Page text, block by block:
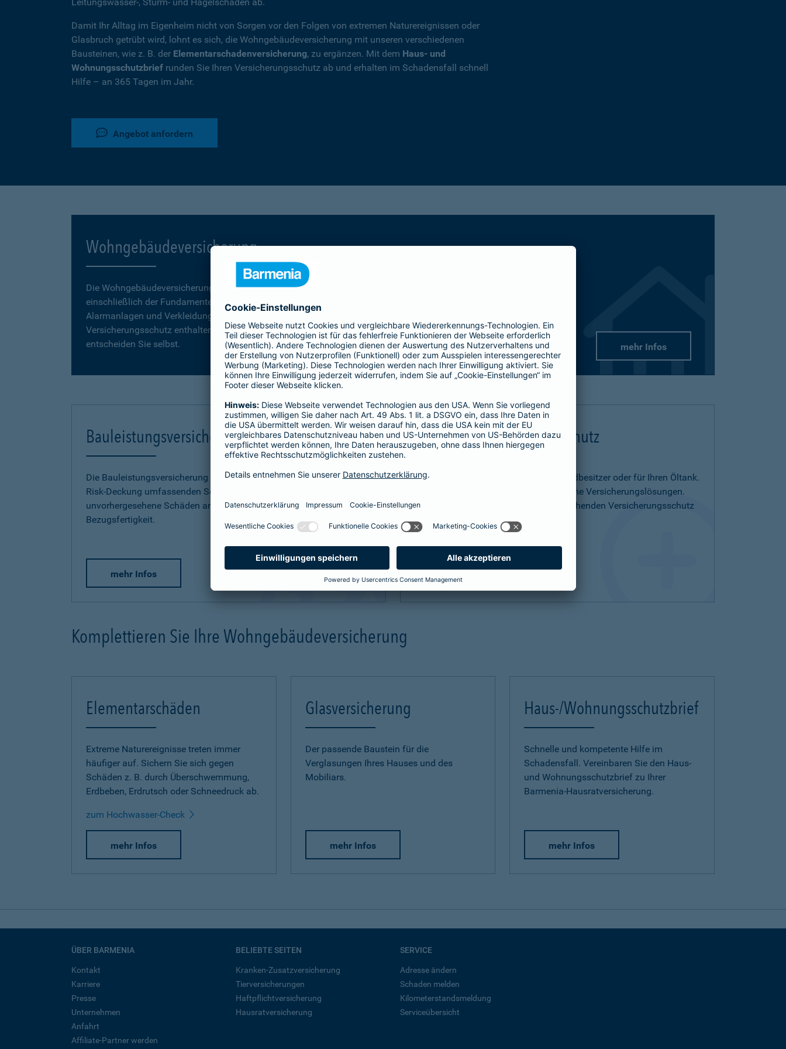
Damit Ihr Alltag im Eigenheim nicht von Sorgen vor den Folgen von extremen Naturereignissen oder
Glasbruch getrübt wird, lohnt es sich, die Wohngebäudeversicherung mit unseren verschiedenen
Bausteinen, wie z. B. der Elementarschadenversicherung, zu ergänzen. Mit dem Haus- und
Wohnungsschutzbrief runden Sie Ihren Versicherungsschutz ab und erhalten im Schadensfall schnell
Hilfe – an 365 Tagen im Jahr.
Angebot anfordern
Wohngebäudeversicherung
Die Wohngebäudeversicherung umfasst das gesamte Gebäude mit seinen Bestandteilen
einschließlich der Fundamente, Grund- und Kellermauern. Zubehör, wie z. B. Antennen, Markisen,
Alarmanlagen und Verkleidungen, wie z. B. Schindelverkleidung, sind ebenfalls im
Versicherungsschutz enthalten. Vergleichen Sie den Basis-, Top- und Premium-Schutz und
entscheiden Sie selbst.
mehr Infos
Bauleistungsversicherung
Die Bauleistungsversicherung der Barmenia bietet Ihnen mit der All-
Risk-Deckung umfassenden Schutz vor finanziellen Verlusten durch
unvorhergesehene Schäden an Ihrem Neubau - bis zur
Bezugsfertigkeit.
mehr Infos
Ergänzender Haftpflichtschutz
Ob als Bauherr, bereits Haus- und Grundbesitzer oder für Ihren Öltank.
Individuelle Situationen benötigen eigene Versicherungslösungen.
Hier bietet Ihnen die Barmenia entsprechenden Versicherungsschutz
für Ihre persönliche Situation.
Komplettieren Sie Ihre Wohngebäudeversicherung
Elementarschäden
Extreme Naturereignisse treten immer
häufiger auf. Sichern Sie sich gegen
Schäden z. B. durch Überschwemmung,
Erdbeben, Erdrutsch oder Schneedruck ab.
zum Hochwasser-Check
mehr Infos
Glasversicherung
Der passende Baustein für die
Verglasungen Ihres Hauses und des
Mobiliars.
mehr Infos
Haus-/Wohnungsschutzbrief
Schnelle und kompetente Hilfe im
Schadensfall. Vereinbaren Sie den Haus-
und Wohnungsschutzbrief zu Ihrer
Barmenia-Hausratversicherung.
mehr Infos
ÜBER BARMENIA
Kontakt
Karriere
Presse
Unternehmen
Anfahrt
Affiliate-Partner werden
BELIEBTE SEITEN
Kranken-Zusatzversicherung
Tierversicherungen
Haftpflichtversicherung
Hausratversicherung
SERVICE
Adresse ändern
Schaden melden
Kilometerstandsmeldung
Serviceübersicht